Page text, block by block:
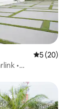
5 (20)
•